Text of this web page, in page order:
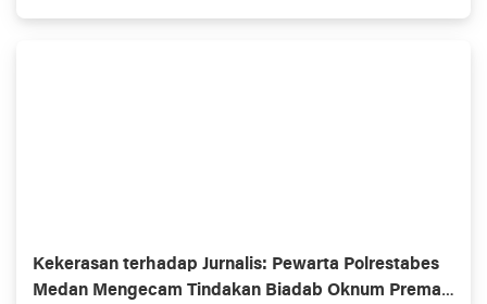
Buruh
Kekerasan terhadap Jurnalis: Pewarta Polrestabes
Medan Mengecam Tindakan Biadab Oknum Preman